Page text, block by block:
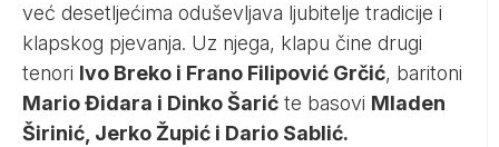
već desetljećima oduševljava ljubitelje tradicije i
klapskog pjevanja. Uz njega, klapu čine drugi
tenori Ivo Breko i Frano Filipović Grčić, baritoni
Mario Đidara i Dinko Šarić te basovi Mladen
Širinić, Jerko Župić i Dario Sablić.